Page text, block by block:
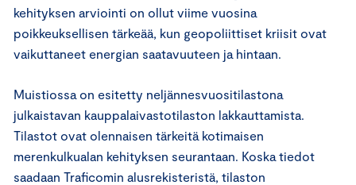
kehityksen arviointi on ollut viime vuosina
poikkeuksellisen tärkeää, kun geopoliittiset kriisit ovat
vaikuttaneet energian saatavuuteen ja hintaan.
Muistiossa on esitetty neljännesvuositilastona
julkaistavan kauppalaivastotilaston lakkauttamista.
Tilastot ovat olennaisen tärkeitä kotimaisen
merenkulkualan kehityksen seurantaan. Koska tiedot
saadaan Traficomin alusrekisteristä, tilaston